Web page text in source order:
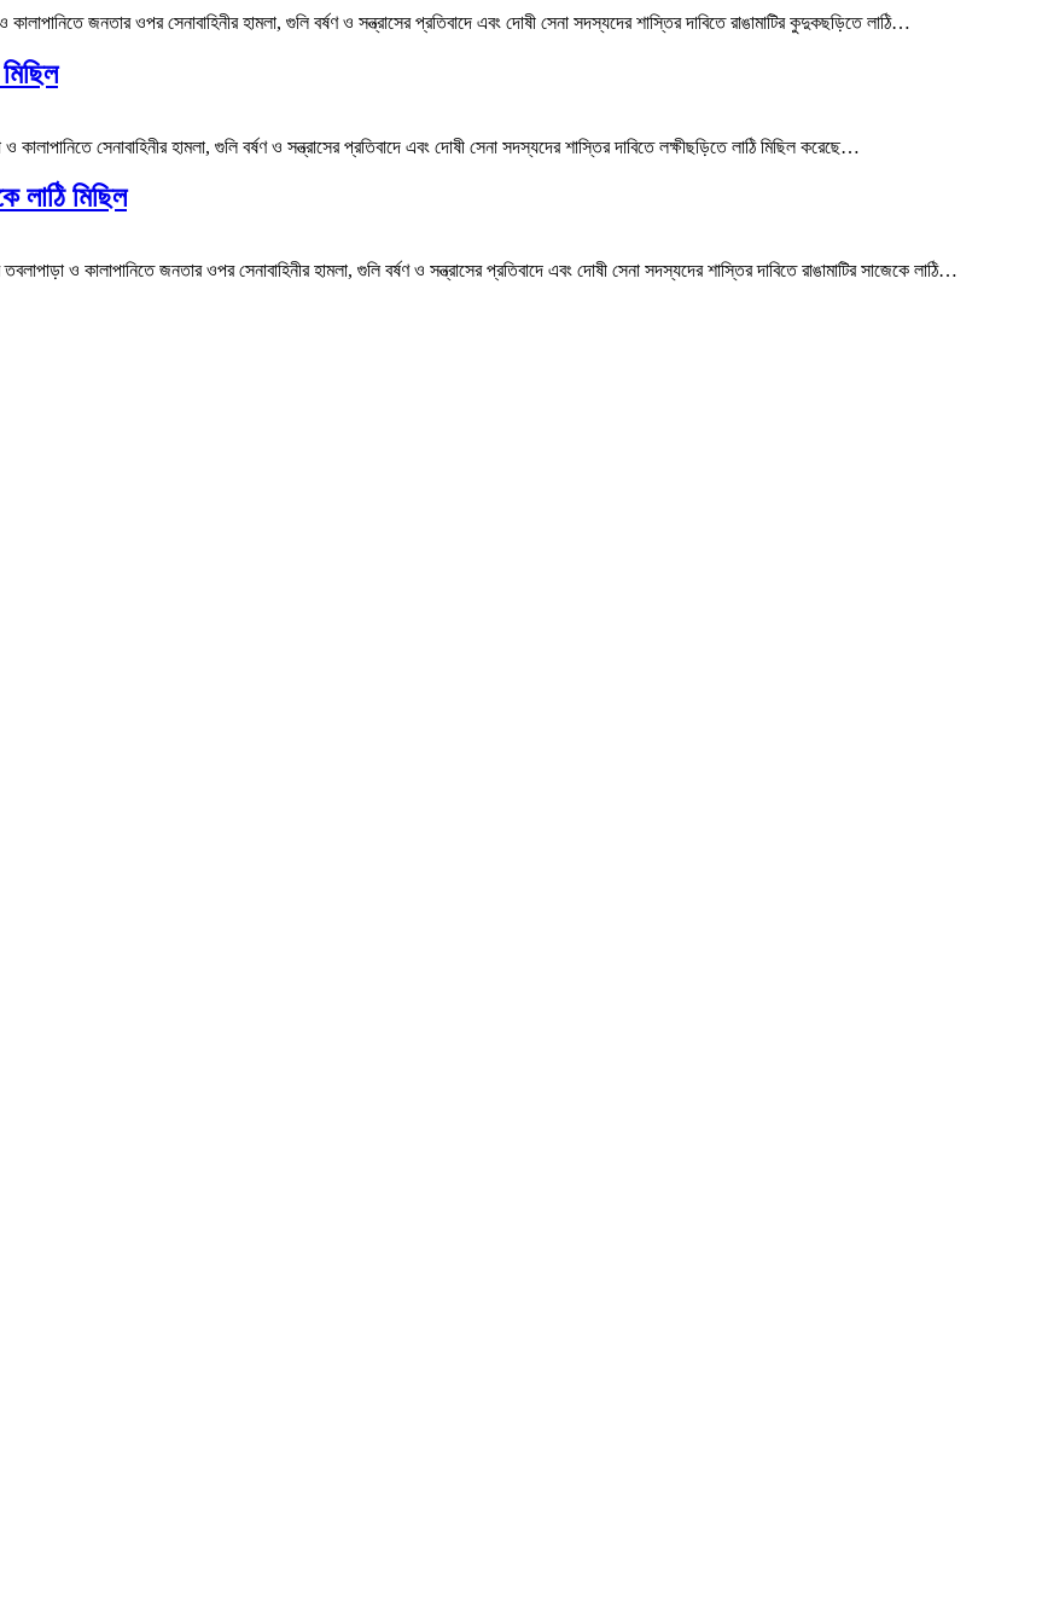
জনতার ওপর সেনাবাহিনীর হামলা, গুলি বর্ষণ ও সন্ত্রাসের প্রতিবাদে এবং দোষী সেনা সদস্যদের শাস্তির দাবিতে রাঙামাটির কুদুকছড়িতে লাঠি…
সেনাবাহিনীর হামলা, গুলি বর্ষণ ও সন্ত্রাসের প্রতিবাদে এবং দোষী সেনা সদস্যদের শাস্তির দাবিতে লক্ষীছড়িতে লাঠি মিছিল করেছে…
লাঠি মিছিল
ও কালাপানিতে জনতার ওপর সেনাবাহিনীর হামলা, গুলি বর্ষণ ও সন্ত্রাসের প্রতিবাদে এবং দোষী সেনা সদস্যদের শাস্তির দাবিতে রাঙামাটির সাজেকে লাঠি…